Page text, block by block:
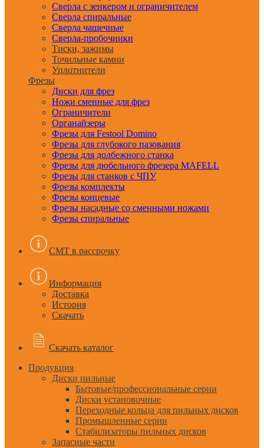
Сверла с зенкером и ограничителем
Сверла спиральные
Сверла чашечные
Сверла-пробочники
Тиски, зажимы
Точильные камни
Уплотнители
Фрезы
Диски для фрез
Ножи сменные для фрез
Ограничители
Органайзеры
Фрезы для Festool Domino
Фрезы для глубокого пазования
Фрезы для долбежного станка
Фрезы для дюбельного фрезера MAFELL
Фрезы для станков с ЧПУ
Фрезы комплекты
Фрезы концевые
Фрезы насадные со сменными ножами
Фрезы спиральные
CMT в рассрочку
Информация
Доставка
История
Скачать
Скачать каталог
Продукция
Диски пильные
Бытовые/профессиональные серии
Диски установочные
Переходные кольца для пильных дисков
Промышленные серии
Стабилизаторы пильных дисков
Запасные части